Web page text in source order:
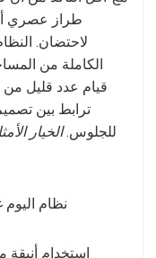
طراز عصري
لاحتضان.
الكاملة من
قيام عدد قليل
ترابط بين
للجلوس.الخيار